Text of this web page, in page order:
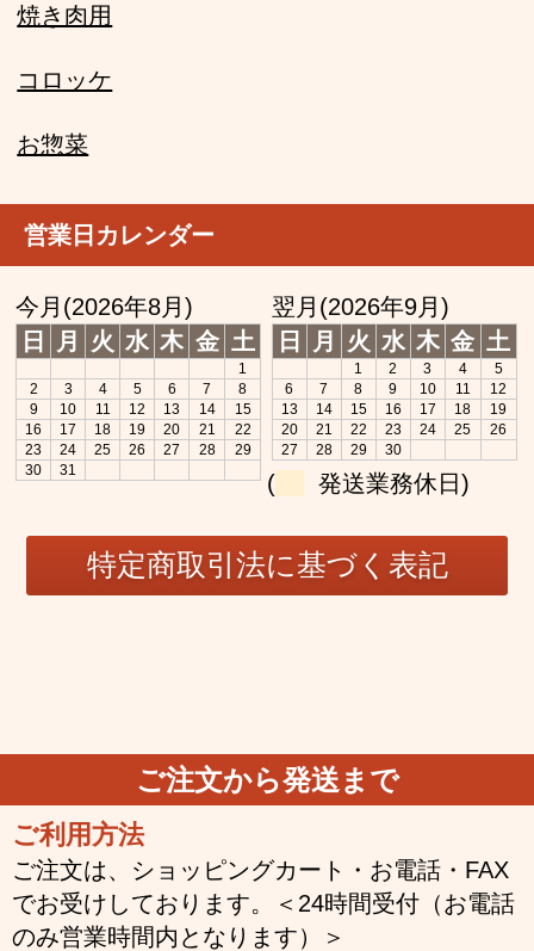
焼き肉用
コロッケ
お惣菜
営業日カレンダー
今月(2026年8月)
日
月 火 水 木 金 土
1
2
3 4 5 6 7
8
9
10 11 12 13 14
15
16
17 18 19 20 21
22
23
24 25 26 27 28
29
30
31
翌月(2026年9月)
日
月 火 水 木 金 土
1 2 3 4
5
6
7 8 9 10 11
12
13
14 15 16 17 18
19
20
21 22 23 24 25
26
27
28 29 30
( 発送業務休日)
ご注文から発送まで
ご利用方法
ご注文は、ショッピングカート・お電話・FAX
でお受けしております。＜24時間受付（お電話
のみ営業時間内となります）＞